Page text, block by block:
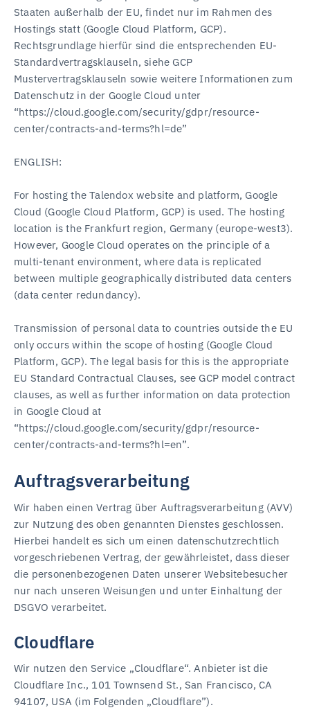
Staaten außerhalb der EU, findet nur im Rahmen des
Hostings statt (Google Cloud Platform, GCP).
Rechtsgrundlage hierfür sind die entsprechenden EU-
Standardvertragsklauseln, siehe GCP
Mustervertragsklauseln sowie weitere Informationen zum
Datenschutz in der Google Cloud unter
“https://cloud.google.com/security/gdpr/resource-
center/contracts-and-terms?hl=de”
ENGLISH:
For hosting the Talendox website and platform, Google
Cloud (Google Cloud Platform, GCP) is used. The hosting
location is the Frankfurt region, Germany (europe-west3).
However, Google Cloud operates on the principle of a
multi-tenant environment, where data is replicated
between multiple geographically distributed data centers
(data center redundancy).
Transmission of personal data to countries outside the EU
only occurs within the scope of hosting (Google Cloud
Platform, GCP). The legal basis for this is the appropriate
EU Standard Contractual Clauses, see GCP model contract
clauses, as well as further information on data protection
in Google Cloud at
“https://cloud.google.com/security/gdpr/resource-
center/contracts-and-terms?hl=en”.
Auftragsverarbeitung
Wir haben einen Vertrag über Auftragsverarbeitung (AVV)
zur Nutzung des oben genannten Dienstes geschlossen.
Hierbei handelt es sich um einen datenschutzrechtlich
vorgeschriebenen Vertrag, der gewährleistet, dass dieser
die personenbezogenen Daten unserer Websitebesucher
nur nach unseren Weisungen und unter Einhaltung der
DSGVO verarbeitet.
Cloudflare
Wir nutzen den Service „Cloudflare“. Anbieter ist die
Cloudflare Inc., 101 Townsend St., San Francisco, CA
94107, USA (im Folgenden „Cloudflare”).